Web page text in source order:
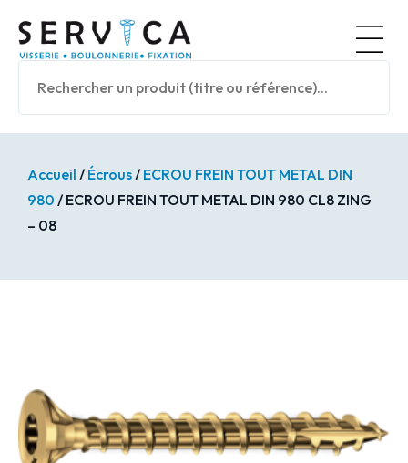
Accueil / Écrous/ ECROU FREIN TOUT METAL DIN
980 / ECROU FREIN TOUT METAL DIN 980 CL8 ZING
– 08